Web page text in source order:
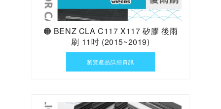
🟠 BENZ CLA C117 X117 矽膠 後雨
刷 11吋 (2015~2019)
瀏覽產品詳細資訊